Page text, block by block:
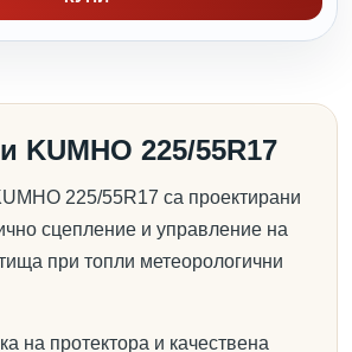
KUMHO 225/55R17
225/55R17 са проектирани
сцепление и управление на
при топли метеорологични
на протектора и качествена